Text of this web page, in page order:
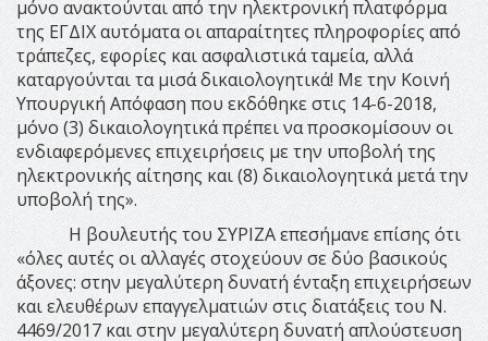
μόνο ανακτούνται από την ηλεκτρονική πλατφόρμα
της ΕΓΔΙΧ αυτόματα οι απαραίτητες πληροφορίες από
τράπεζες, εφορίες και ασφαλιστικά ταμεία, αλλά
καταργούνται τα μισά δικαιολογητικά! Με την Κοινή
Υπουργική Απόφαση που εκδόθηκε στις 14-6-2018,
μόνο (3) δικαιολογητικά πρέπει να προσκομίσουν οι
ενδιαφερόμενες επιχειρήσεις με την υποβολή της
ηλεκτρονικής αίτησης και (8) δικαιολογητικά μετά την
υποβολή της».
Η βουλευτής του ΣΥΡΙΖΑ επεσήμανε επίσης ότι
«όλες αυτές οι αλλαγές στοχεύουν σε δύο βασικούς
άξονες: στην μεγαλύτερη δυνατή ένταξη επιχειρήσεων
και ελευθέρων επαγγελματιών στις διατάξεις του Ν.
4469/2017 και στην μεγαλύτερη δυνατή απλούστευση